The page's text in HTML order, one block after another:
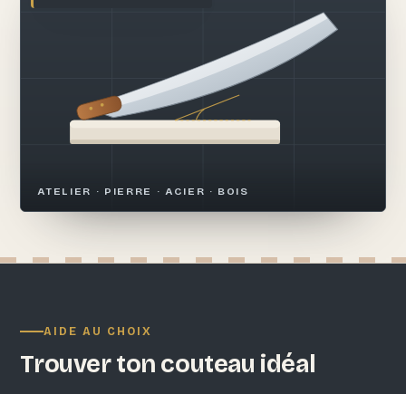
ATELIER · PIERRE · ACIER · BOIS
AIDE AU CHOIX
Trouver ton couteau idéal